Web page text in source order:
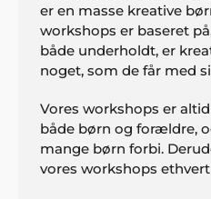
er en masse kreative
workshops er baseret
både underholdt, er
noget, som de får med
Vores workshops er
både børn og forældre,
mange børn forbi.
vores workshops